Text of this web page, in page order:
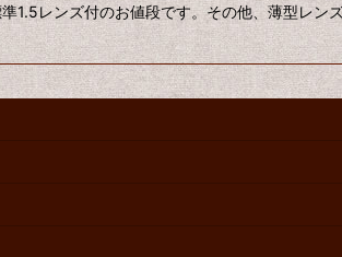
レンズ付のお値段です。その他、薄型レン